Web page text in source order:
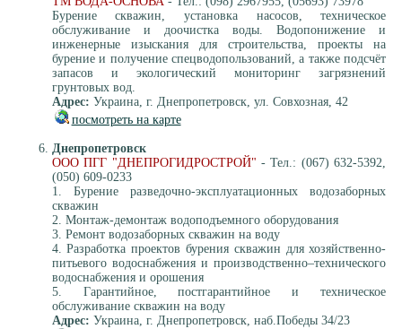
Бурение скважин, установка насосов, техническое
обслуживание и доочистка воды. Водопонижение и
инженерные изыскания для строительства, проекты на
бурение и получение спецводопользований, а также подсчёт
запасов и экологический мониторинг загрязнений
грунтовых вод.
Адрес: Украина, г. Днепропетровск, ул. Совхозная, 42
посмотреть на карте
Днепропетровск
ООО ПГГ "ДНЕПРОГИДРОСТРОЙ" - Тел.: (067) 632-5392,
(050) 609-0233
1. Бурение разведочно-эксплуатационных водозаборных
скважин
2. Монтаж-демонтаж водоподъемного оборудования
3. Ремонт водозаборных скважин на воду
4. Разработка проектов бурения скважин для хозяйственно-
питьевого водоснабжения и производственно–технического
водоснабжения и орошения
5. Гарантийное, постгарантийное и техническое
обслуживание скважин на воду
Адрес: Украина, г. Днепропетровск, наб.Победы 34/23